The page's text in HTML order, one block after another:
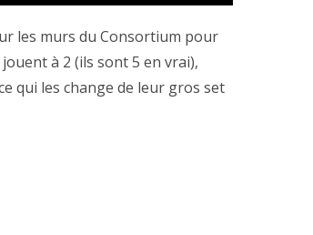
les murs du Consortium pour
à 2 (ils sont 5 en vrai),
qui les change de leur gros set